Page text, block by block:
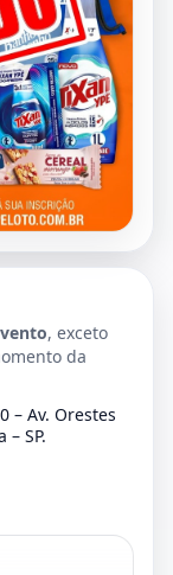
, exceto
da
– Av. Orestes
SP.